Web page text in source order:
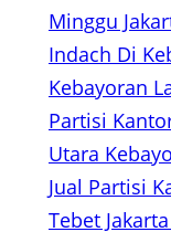
Minggu
Indach Di
Kebayoran
Partisi
Utara
Jual Partisi
Tebet